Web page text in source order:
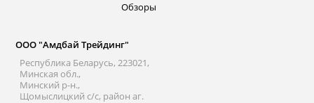
Обзоры
ООО "Амдбай Трейдинг"
Республика Беларусь, 223021,
Минская обл.,
Минский р-н.,
Щомыслицкий с/с, район аг.